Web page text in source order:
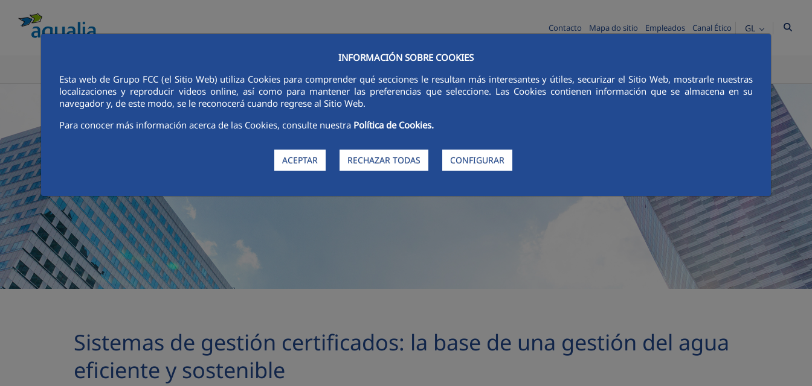
INFORMACIÓN SOBRE COOKIES
Esta web de Grupo FCC (el Sitio Web) utiliza Cookies para comprender qué secciones le resultan más interesantes y útiles, securizar el Sitio Web, mostrarle nuestras
localizaciones y reproducir videos online, así como para mantener las preferencias que seleccione. Las Cookies contienen información que se almacena en su
navegador y, de este modo, se le reconocerá cuando regrese al Sitio Web.
Para conocer más información acerca de las Cookies, consulte nuestra Política de Cookies.
ACEPTAR RECHAZAR TODAS CONFIGURAR
Contacto Mapa do sitio Empleados Canal Ético GL
Sistemas de gestión certificados: la base de una gestión del agua
eficiente y sostenible